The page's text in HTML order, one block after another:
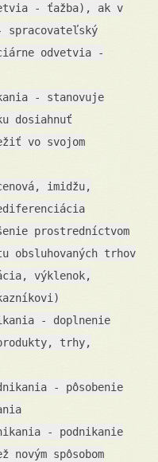
- ťažba), ak v
spracovateľský
odvetvia -
- stanovuje
dosiahnuť
vo svojom
imidžu,
prostredníctvom
obsluhovaných trhov
výklenok,
- doplnenie
trhy,
- pôsobenie
- podnikanie
spôsobom